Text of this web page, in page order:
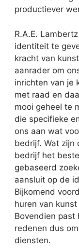
productiever
R.A.E.
identiteit te
kracht van
aanrader om
inrichten van je
met raad en
mooi geheel te
die specifieke
ons aan wat
bedrijf. Wat zijn
bedrijf het
gebaseerd
aansluit op de
Bijkomend
huren van
Bovendien past
redenen dus
diensten.